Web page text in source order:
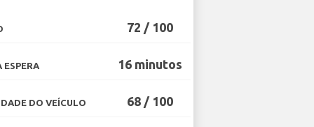
72 / 100
ESPERA 16 minutos
DO VEÍCULO 68 / 100